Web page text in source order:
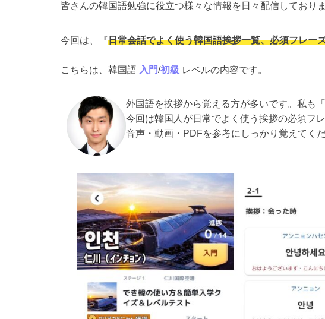
皆さんの韓国語勉強に役立つ様々な情報を日々配信しておりま
今回は、『日常会話でよく使う韓国語挨拶一覧、必須フレー
こちらは、韓国語 入門/初級 レベルの内容です。
外国語を挨拶から覚える方が多いです。私も
今回は韓国人が日常でよく使う挨拶の必須フ
音声・動画・PDFを参考にしっかり覚えてくだ